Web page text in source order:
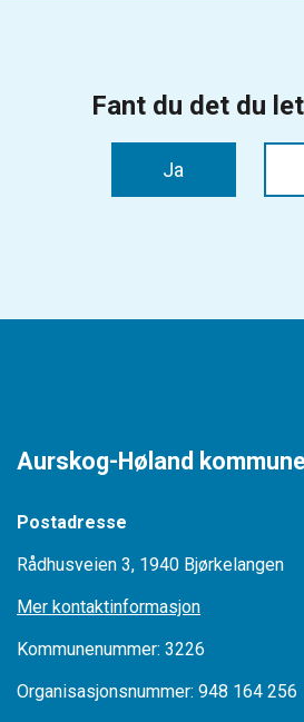
Aurskog-Høland kommune
Postadresse
Rådhusveien 3, 1940 Bjørkelangen
Mer kontaktinformasjon
Kommunenummer: 3226
Organisasjonsnummer: 948 164 256